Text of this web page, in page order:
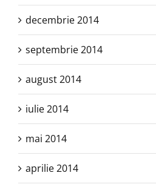
decembrie 2014
septembrie 2014
august 2014
iulie 2014
mai 2014
aprilie 2014